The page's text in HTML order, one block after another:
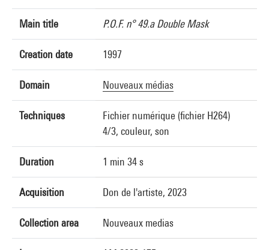
Main title P.O.F. n° 49.a Double Mask
Creation date 1997
Domain Nouveaux médias
Techniques
Fichier numérique (fichier H264)
4/3, couleur, son
Duration 1 min 34 s
Acquisition Don de l'artiste, 2023
Collection area Nouveaux medias